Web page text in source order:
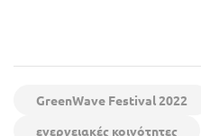
GreenWave Festival 2022
ενεργειακές κοινότητες